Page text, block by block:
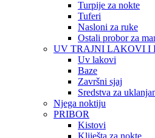
Turpije za nokte
Tuferi
Nasloni za ruke
Ostali probor za
UV TRAJNI LAKOVI I
Uv lakovi
Baze
Završni sjaj
Sredstva za
Njega noktiju
PRIBOR
Kistovi
Kliješta za nokte